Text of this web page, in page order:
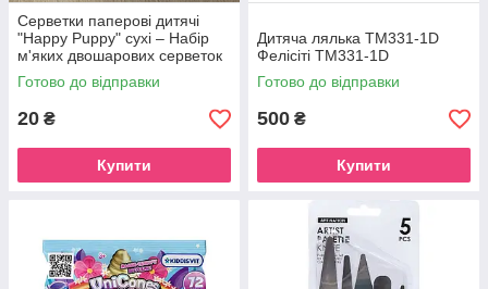
Серветки паперові дитячі
"Happy Puppy" сухі – Набір
м'яких двошарових серветок
у компактній упаковці 2 шт.
Готово до відправки
20 ₴
Купити
Дитяча лялька TM331-1D
Фелісіті ТМ331-1D
Готово до відправки
500 ₴
Купити